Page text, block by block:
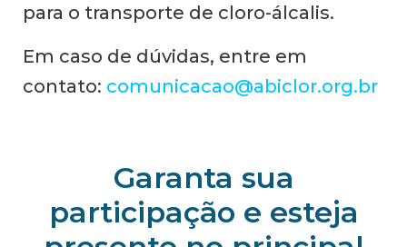
para o transporte de cloro-álcalis.
Em caso de dúvidas, entre em
contato: comunicacao@abiclor.org.br
Garanta sua
participação e esteja